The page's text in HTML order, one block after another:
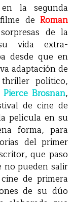
la segunda
de Roman
de la
vida extra-
desde que en
adaptación de
político,
Pierce Brosnan,
de cine de
película en su
forma, para
del primer
que paso
no pueden salir
de primera
de su dúo